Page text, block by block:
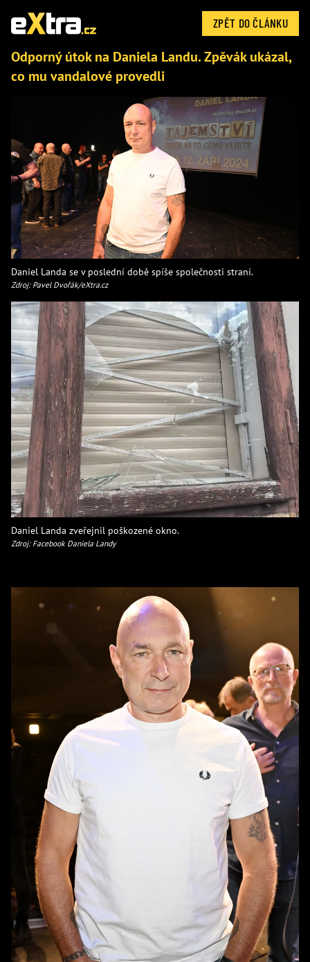
ZPĚT DO ČLÁNKU
Odporný útok na Daniela Landu. Zpěvák ukázal,
co mu vandalové provedli
Daniel Landa se v poslední době spíše společnosti straní.
Zdroj: Pavel Dvořák/eXtra.cz
Daniel Landa zveřejnil poškozené okno.
Zdroj: Facebook Daniela Landy